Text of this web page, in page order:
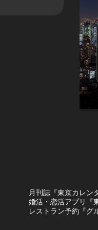
月刊誌『東京カレン
婚活・恋活アプリ『
レストラン予約『グ